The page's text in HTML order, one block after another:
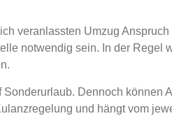
veranlassten Umzug
notwendig sein. In der Regel
Sonderurlaub. Dennoch können
und hängt vom